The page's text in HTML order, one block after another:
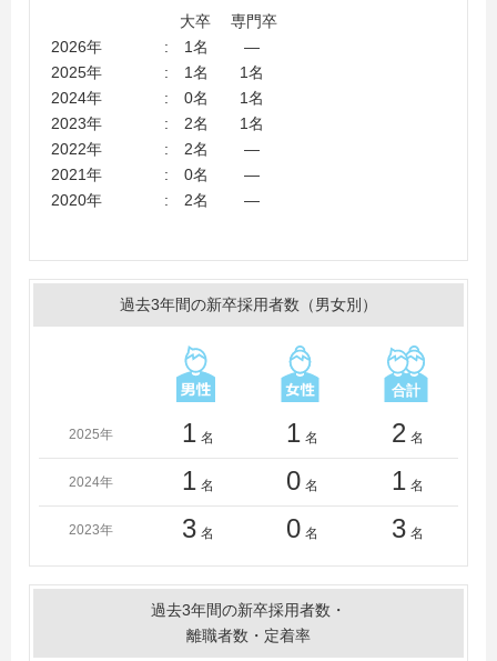
校、船橋情報ビジネス専門学校
大卒 専門卒
2026年 : 1名 ―
2025年 : 1名 1名
2024年 : 0名 1名
2023年 : 2名 1名
2022年 : 2名 ―
2021年 : 0名 ―
2020年 : 2名 ―
過去3年間の新卒採用者数（男女別）
2025年 1 名 1 名 2 名
2024年 1 名 0 名 1 名
2023年 3 名 0 名 3 名
過去3年間の新卒採用者数・
離職者数・定着率